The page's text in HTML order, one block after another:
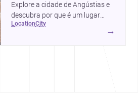
Explore a cidade de Angústias e
descubra por que é um lugar
ideal para projetos
location city
→